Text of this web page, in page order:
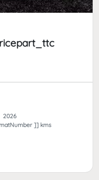
2026
]] kms